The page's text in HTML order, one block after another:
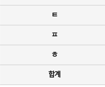
ㅌ
ㅍ
ㅎ
합계